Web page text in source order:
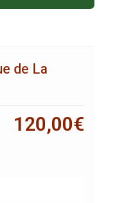
de La
120,00€